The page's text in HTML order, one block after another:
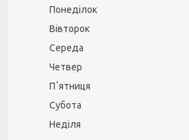
Понеділок
Вівторок
Середа
Четвер
Пʼятниця
Субота
Неділя